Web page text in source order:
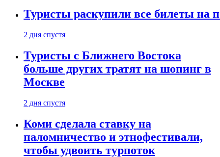
Туристы раскупили все билеты на
2 дня спустя
Туристы с Ближнего Востока
больше других тратят на шопинг в
Москве
2 дня спустя
Коми сделала ставку на
паломничество и этнофестивали,
чтобы удвоить турпоток